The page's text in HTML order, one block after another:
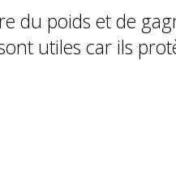
du poids et de
utiles car ils